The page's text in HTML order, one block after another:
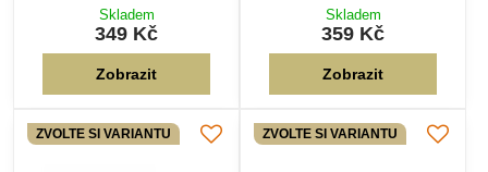
Skladem
349 Kč
Zobrazit
Skladem
359 Kč
Zobrazit
ZVOLTE SI VARIANTU ZVOLTE SI VARIANTU